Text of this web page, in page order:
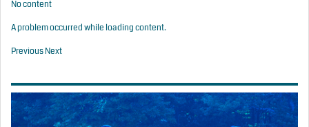
No content
A problem occurred while loading content.
PreviousNext